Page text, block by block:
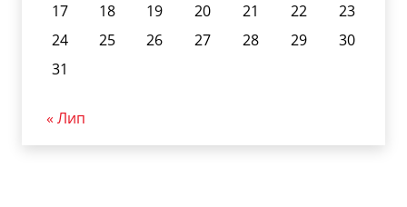
17
18 19 20 21 22
23
24
25 26 27 28 29
30
31
« Лип